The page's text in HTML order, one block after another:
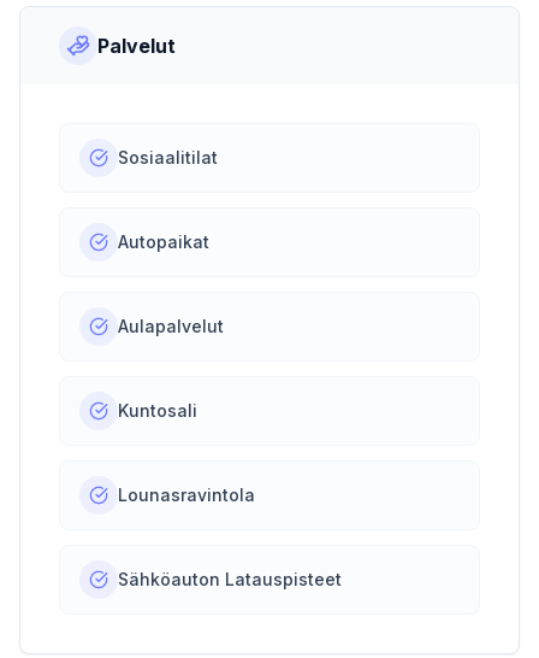
Palvelut
Sosiaalitilat
Autopaikat
Aulapalvelut
Kuntosali
Lounasravintola
Sähköauton Latauspisteet